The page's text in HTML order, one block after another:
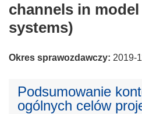
channels in
systems)
Okres sprawozdawczy: 2019-
Podsumowanie
ogólnych celów